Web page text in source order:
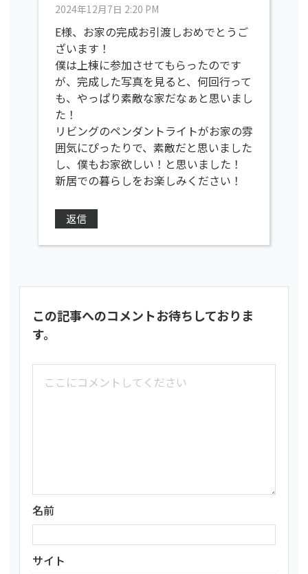
2024年12月7日 2:20 PM
E様、お家の完成お引渡しおめでとうご
ざいます！
僕は上棟に参加させてもらったのです
が、完成した写真を見ると、何回行って
も、やっぱり素敵な家だなぁと思いまし
た！
リビングのペンダントライトがお家の雰
囲気にぴったりで、素敵だと思いました
し、僕もお家欲しい！と思いました！
新居での暮らしをお楽しみください！
返信
この記事へのコメントお待ちしておりま
す。
名前
サイト